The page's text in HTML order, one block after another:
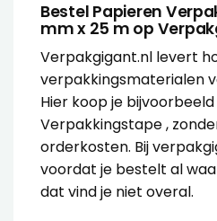
Bestel Papieren
mm x 25 m op
Verpakgigant.nl levert
verpakkingsmaterialen
Hier koop je
Verpakkingstape ,
orderkosten. Bij
voordat je bestelt al
dat vind je niet overal.